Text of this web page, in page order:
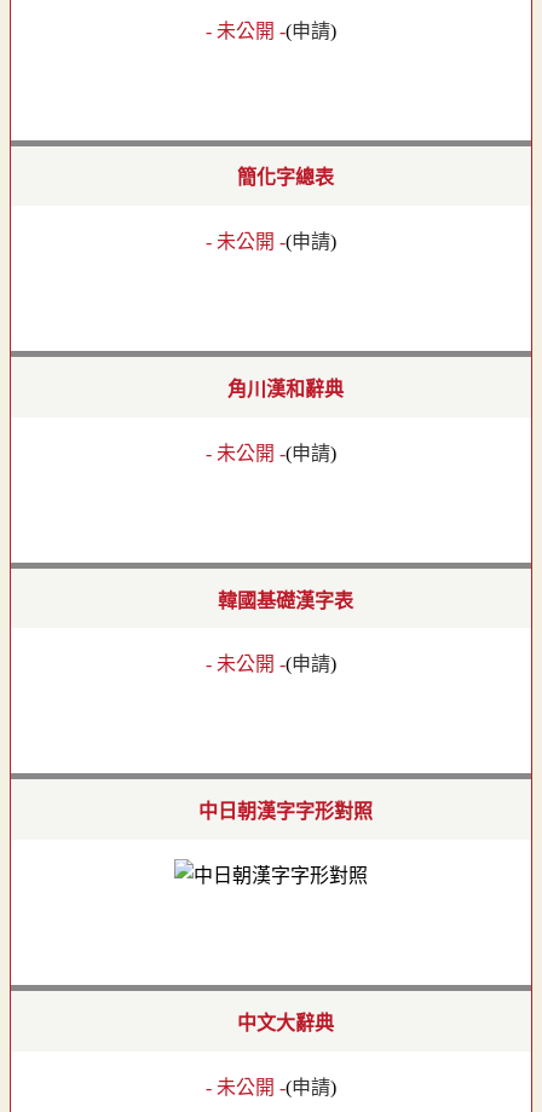
- 未公開 -(申請)
簡化字總表
- 未公開 -(申請)
角川漢和辭典
- 未公開 -(申請)
韓國基礎漢字表
- 未公開 -(申請)
中日朝漢字字形對照
中文大辭典
- 未公開 -(申請)